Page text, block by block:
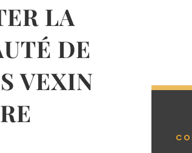
LA
DE
VEXIN